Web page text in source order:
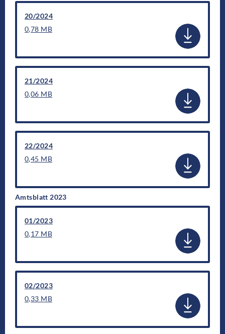
20/2024
0,78 MB
21/2024
0,06 MB
22/2024
0,45 MB
Amtsblatt 2023
01/2023
0,17 MB
02/2023
0,33 MB